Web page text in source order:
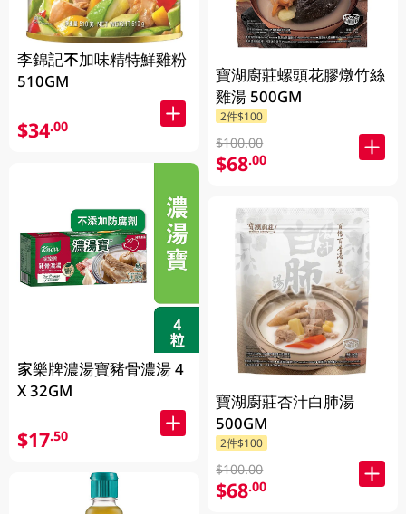
李錦記不加味精特鮮雞粉
510GM
$34.00
家樂牌濃湯寶豬骨濃湯 4
X 32GM
$17.50
寶湖廚莊螺頭花膠燉竹絲
雞湯 500GM
2件$100
$100.00
$68.00
寶湖廚莊杏汁白肺湯
500GM
2件$100
$100.00
$68.00